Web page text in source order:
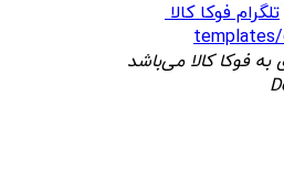
تلگرام فوکا کالا
templates/
فوکا کالا می‌باشد